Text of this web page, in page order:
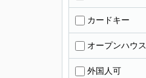
カードキー
オープンハウス
外国人可